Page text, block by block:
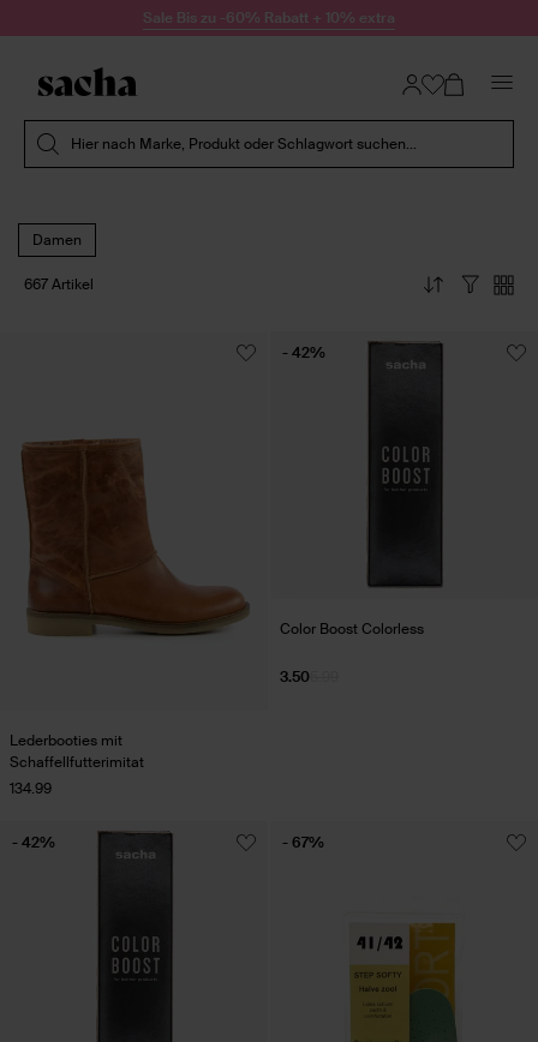
Zum Inhalt springenSale Bis zu -60% Rabatt + 10% extra
Hier nach Marke, Produkt oder Schlagwort suchen...
Damen
667 Artikel
Lederbooties mit
Schaffellfutterimitat
134.99
Color Boost Colorless
3.50
- 42%
- 42% - 67%